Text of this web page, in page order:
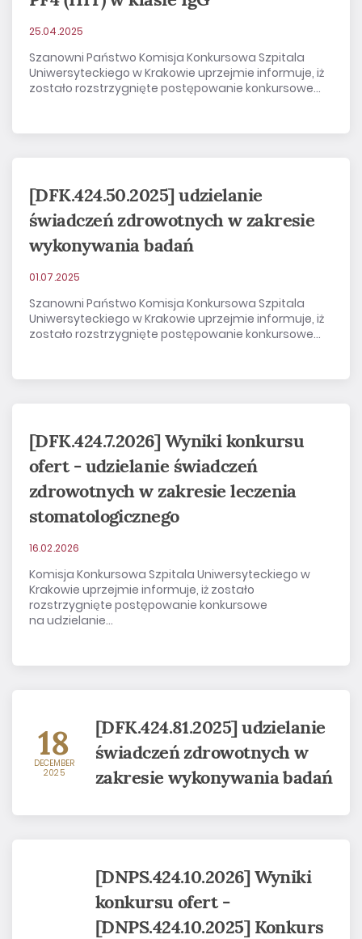
25.04.2025
Szanowni Państwo Komisja Konkursowa Szpitala
Uniwersyteckiego w Krakowie uprzejmie informuje, iż
zostało rozstrzygnięte postępowanie konkursowe...
[DFK.424.50.2025] udzielanie
świadczeń zdrowotnych w zakresie
wykonywania badań
01.07.2025
Szanowni Państwo Komisja Konkursowa Szpitala
Uniwersyteckiego w Krakowie uprzejmie informuje, iż
zostało rozstrzygnięte postępowanie konkursowe...
[DFK.424.7.2026] Wyniki konkursu
ofert - udzielanie świadczeń
zdrowotnych w zakresie leczenia
stomatologicznego
16.02.2026
Komisja Konkursowa Szpitala Uniwersyteckiego w
Krakowie uprzejmie informuje, iż zostało
rozstrzygnięte postępowanie konkursowe
na udzielanie...
18
DECEMBER
2025
[DFK.424.81.2025] udzielanie
świadczeń zdrowotnych w
zakresie wykonywania badań
[DNPS.424.10.2026] Wyniki
konkursu ofert -
[DNPS.424.10.2025] Konkurs